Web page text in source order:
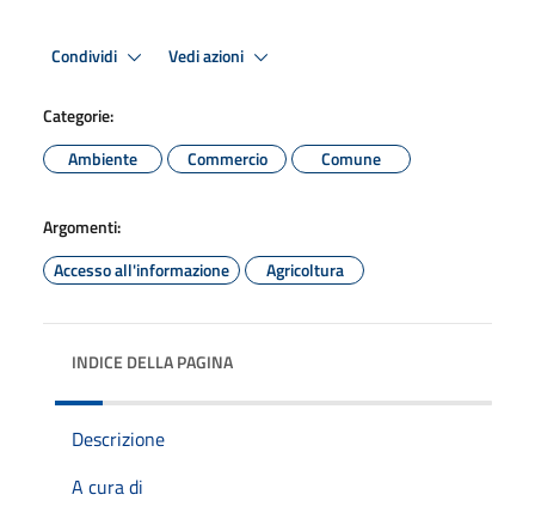
Condividi Vedi azioni
Categorie:
Ambiente
Commercio Comune
Argomenti:
Accesso all'informazione
Agricoltura
INDICE DELLA PAGINA
Descrizione
A cura di